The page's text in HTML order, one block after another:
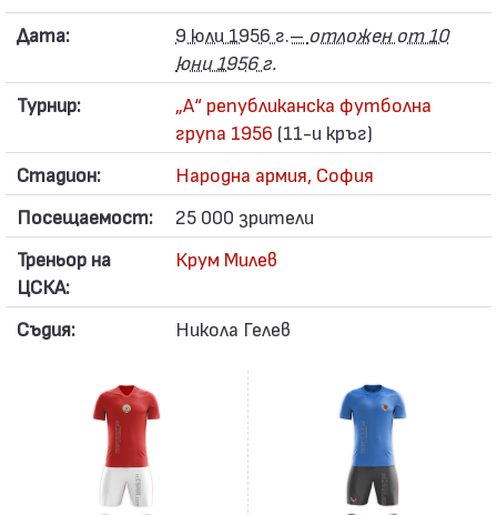
Дата: 9 юли 1956 г.– отложен от 10
юни 1956 г.
Турнир:
„А“ републиканска футболна
група 1956 (11-и кръг)
Стадион:
Народна армия, София
Посещаемост:
25 000 зрители
Треньор на
ЦСКА:
Крум Милев
Съдия: Никола Гелев